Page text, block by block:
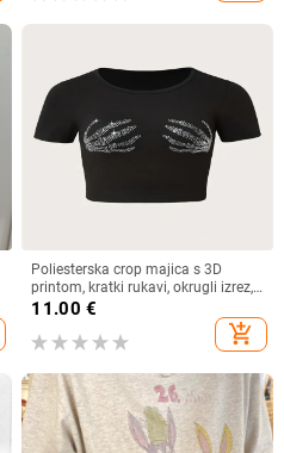
Poliesterska crop majica s 3D
printom, kratki rukavi, okrugli izrez,
ultra kratka duljina, street hipster
11.00 €
add_shopping_cart